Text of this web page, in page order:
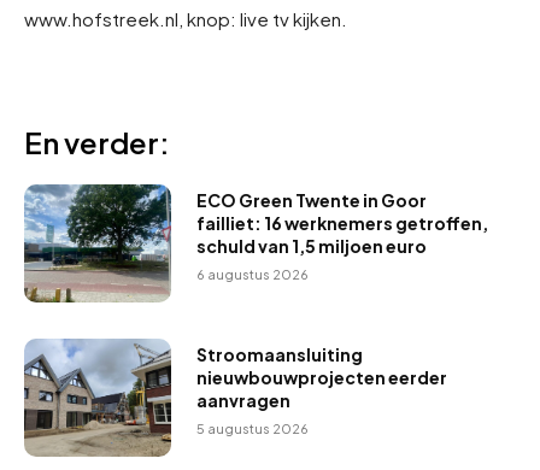
www.hofstreek.nl, knop: live tv kijken.
En verder:
ECO Green Twente in Goor
failliet: 16 werknemers getroffen,
schuld van 1,5 miljoen euro
6 augustus 2026
Stroomaansluiting
nieuwbouwprojecten eerder
aanvragen
5 augustus 2026